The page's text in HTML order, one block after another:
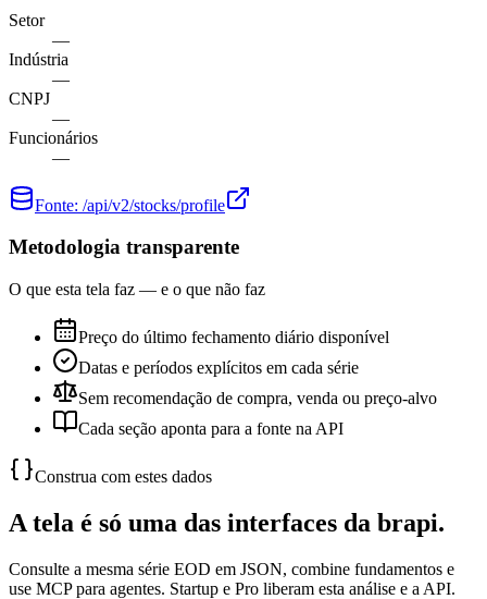
Setor
—
Indústria
—
CNPJ
—
Funcionários
—
Fonte: /api/v2/stocks/profile
Metodologia transparente
O que esta tela faz — e o que não faz
Preço do último fechamento diário disponível
Datas e períodos explícitos em cada série
Sem recomendação de compra, venda ou preço-alvo
Cada seção aponta para a fonte na API
Construa com estes dados
A tela é só uma das interfaces da brapi.
Consulte a mesma série EOD em JSON, combine fundamentos e
use MCP para agentes. Startup e Pro liberam esta análise e a API.